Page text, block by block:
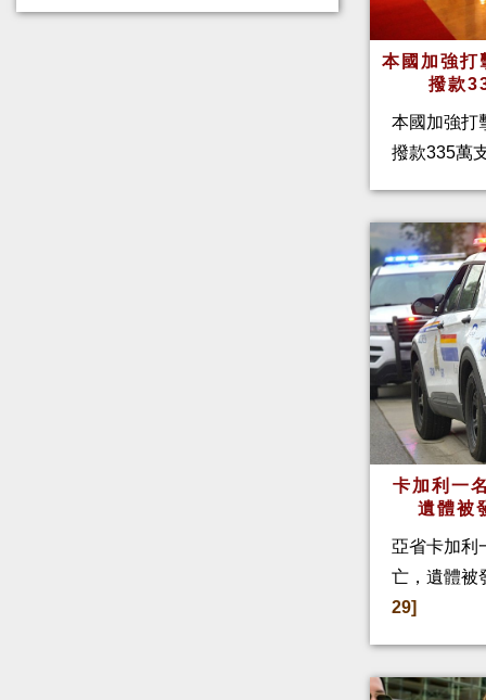
本國加強打
撥款
本國加強打
撥款335萬
卡加利一
遺體被
亞省卡加利
亡，遺體被
29]